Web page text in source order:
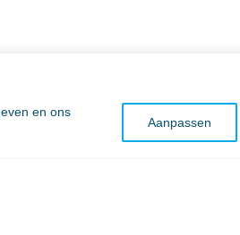
en ons
Aanpassen